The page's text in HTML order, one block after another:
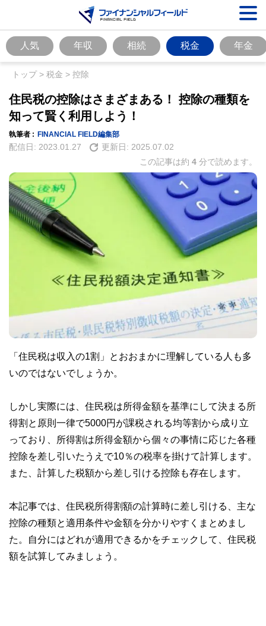
人気 年収 相続 税金 年金
トップ> 税金 > 控除
住民税の控除はさまざまある！ 控除の種類を
知って賢く利用しよう！
執筆者 : FINANCIAL FIELD編集部
配信日: 2023.01.27 更新日: 2025.07.02
この記事は約 4 分で読めます。
「住民税は収入の1割」とおおまかに理解している人も多
いのではないでしょうか。
しかし実際には、住民税は所得金額を基準にして決まる所
得割と原則一律で5000円が課税される均等割から成り立
っており、所得割は所得金額から個々の事情に応じた各種
控除を差し引いたうえで10％の税率を掛けて計算します。
また、計算した税額から差し引ける控除も存在します。
本記事では、住民税所得割額の計算時に差し引ける、主な
控除の種類と適用条件や金額を分かりやすくまとめまし
た。自分にはどれが適用できるかをチェックして、住民税
額を試算してみましょう。